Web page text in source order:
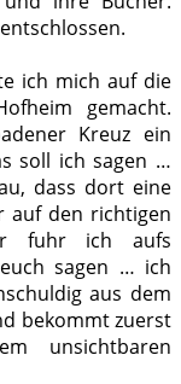
ich mich auf die
gemacht.
Kreuz ein
soll ich sagen …
dass dort eine
auf den richtigen
fuhr ich aufs
sagen … ich
aus dem
bekommt zuerst
unsichtbaren